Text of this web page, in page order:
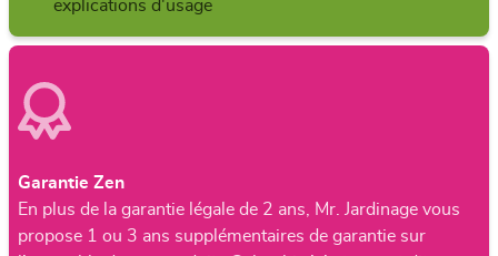
explications d'usage
Garantie Zen
En plus de la garantie légale de 2 ans, Mr. Jardinage vous
propose 1 ou 3 ans supplémentaires de garantie sur